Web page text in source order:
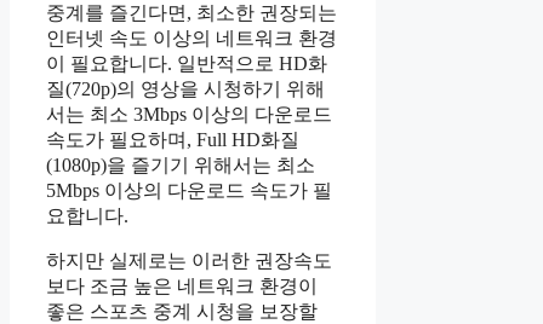
중계를 즐긴다면, 최소한 권장되는
인터넷 속도 이상의 네트워크 환경
이 필요합니다. 일반적으로 HD화
질(720p)의 영상을 시청하기 위해
서는 최소 3Mbps 이상의 다운로드
속도가 필요하며, Full HD화질
(1080p)을 즐기기 위해서는 최소
5Mbps 이상의 다운로드 속도가 필
요합니다.
하지만 실제로는 이러한 권장속도
보다 조금 높은 네트워크 환경이
좋은 스포츠 중계 시청을 보장할